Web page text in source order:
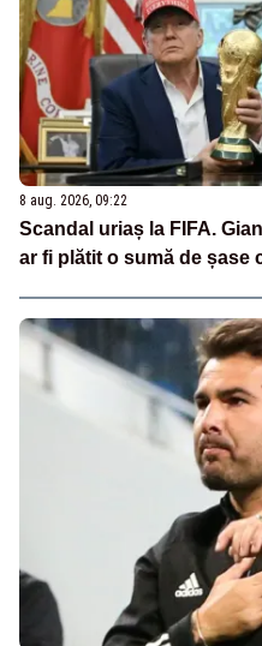
8 aug. 2026, 09:22
Scandal uriaș la FIFA.
ar fi plătit o sumă de șase